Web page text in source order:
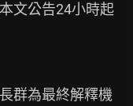
文公告24小時起
群為最終解釋機